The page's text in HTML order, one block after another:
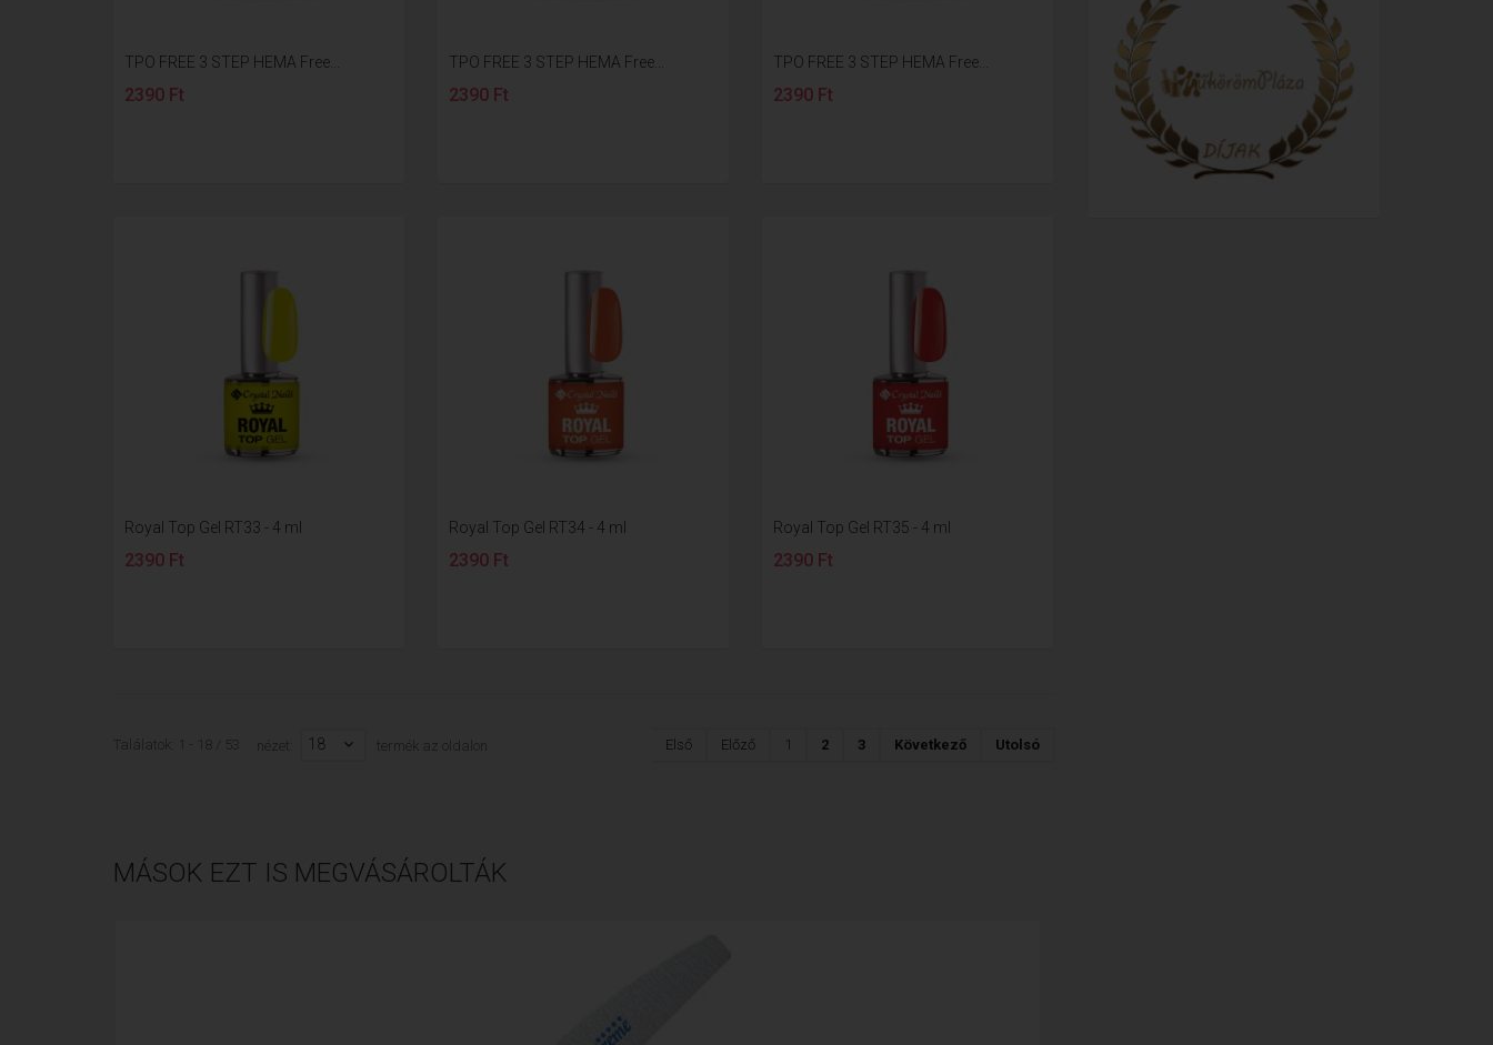
TPO FREE 3 STEP HEMA Free...
2390 Ft
TPO FREE 3 STEP HEMA Free...
2390 Ft
TPO FREE 3 STEP HEMA Free...
2390 Ft
Royal Top Gel RT33 - 4 ml
2390 Ft
Royal Top Gel RT34 - 4 ml
2390 Ft
Royal Top Gel RT35 - 4 ml
2390 Ft
Találatok: 1 - 18 / 53 nézet: 18 termék az oldalon Első Előző 1 2 3 Következő Utolsó
MÁSOK EZT IS MEGVÁSÁROLTÁK